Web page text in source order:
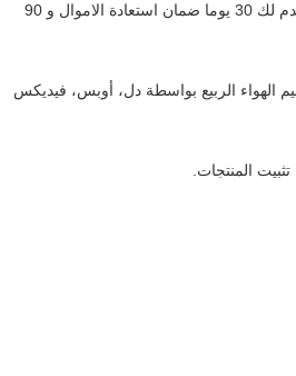
السليم أو التثبيت ليست مسؤولية الشركة المصنعة .GUOMAT هو واثق جدا أنك سوف تكون 100٪ راض عن المنتجات التي تقدم لك 30 يوما ضمان استعادة الاموال و 90
الهواء الربيع بواسطة دل، أوبس، فيديكس